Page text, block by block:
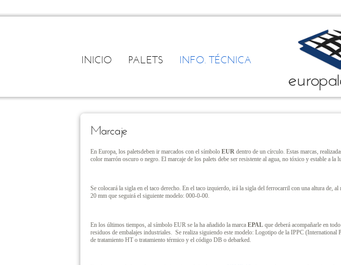
INICIO PALETS INFO. TÉCNICA
Marcaje
En Europa, los paletsdeben ir marcados con el símbolo EUR dentro de un círculo. Estas marcas,
color marrón oscuro o negro. El marcaje de los palets debe ser resistente al agua, no tóxico y estable a la
Se colocará la sigla en el taco derecho. En el taco izquierdo, irá la sigla del ferrocarril con una altura de,
20 mm que seguirá el siguiente modelo: 000-0-00.
En los últimos tiempos, al símbolo EUR se la ha añadido la marca EPAL que deberá acompañarle en
residuos de embalajes industriales. Se realiza siguiendo este modelo: Logotipo de la IPPC
de tratamiento HT o tratamiento térmico y el código DB o debarked.